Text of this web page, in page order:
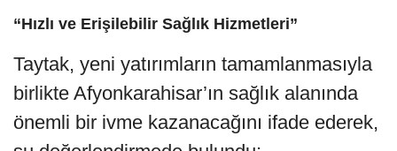
“Hızlı ve Erişilebilir Sağlık Hizmetleri”
Taytak, yeni yatırımların tamamlanmasıyla
birlikte Afyonkarahisar’ın sağlık alanında
önemli bir ivme kazanacağını ifade ederek,